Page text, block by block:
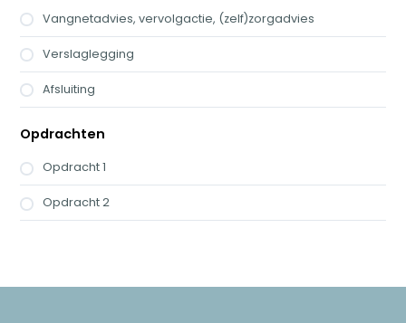
Vangnetadvies, vervolgactie, (zelf)zorgadvies
Verslaglegging
Afsluiting
Opdrachten
Opdracht 1
Opdracht 2